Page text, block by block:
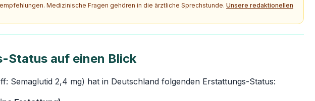
Medizinische Fragen gehören in die ärztliche Sprechstunde. Unsere redaktionellen
Status auf einen Blick
Semaglutid 2,4 mg) hat in Deutschland folgenden Erstattungs-Status: